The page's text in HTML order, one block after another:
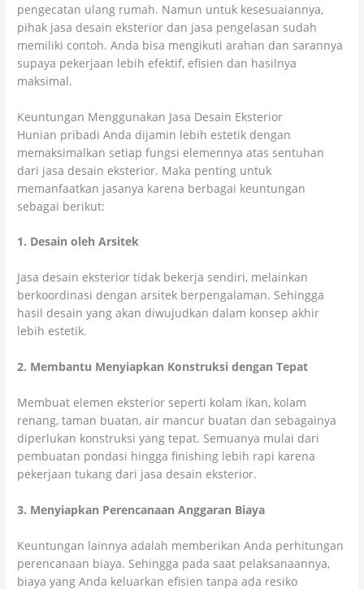
pengecatan ulang rumah. Namun untuk kesesuaiannya,
pihak jasa desain eksterior dan jasa pengelasan sudah
memiliki contoh. Anda bisa mengikuti arahan dan sarannya
supaya pekerjaan lebih efektif, efisien dan hasilnya
maksimal.
Keuntungan Menggunakan Jasa Desain Eksterior
Hunian pribadi Anda dijamin lebih estetik dengan
memaksimalkan setiap fungsi elemennya atas sentuhan
dari jasa desain eksterior. Maka penting untuk
memanfaatkan jasanya karena berbagai keuntungan
sebagai berikut:
1. Desain oleh Arsitek
Jasa desain eksterior tidak bekerja sendiri, melainkan
berkoordinasi dengan arsitek berpengalaman. Sehingga
hasil desain yang akan diwujudkan dalam konsep akhir
lebih estetik.
2. Membantu Menyiapkan Konstruksi dengan Tepat
Membuat elemen eksterior seperti kolam ikan, kolam
renang, taman buatan, air mancur buatan dan sebagainya
diperlukan konstruksi yang tepat. Semuanya mulai dari
pembuatan pondasi hingga finishing lebih rapi karena
pekerjaan tukang dari jasa desain eksterior.
3. Menyiapkan Perencanaan Anggaran Biaya
Keuntungan lainnya adalah memberikan Anda perhitungan
perencanaan biaya. Sehingga pada saat pelaksanaannya,
biaya yang Anda keluarkan efisien tanpa ada resiko